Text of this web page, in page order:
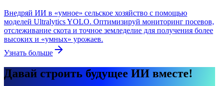
Внедряй ИИ в «умное» сельское хозяйство с помощью
моделей Ultralytics YOLO. Оптимизируй мониторинг посевов,
отслеживание скота и точное земледелие для получения более
высоких и «умных» урожаев.
Узнать больше
Давай строить будущее ИИ вместе!